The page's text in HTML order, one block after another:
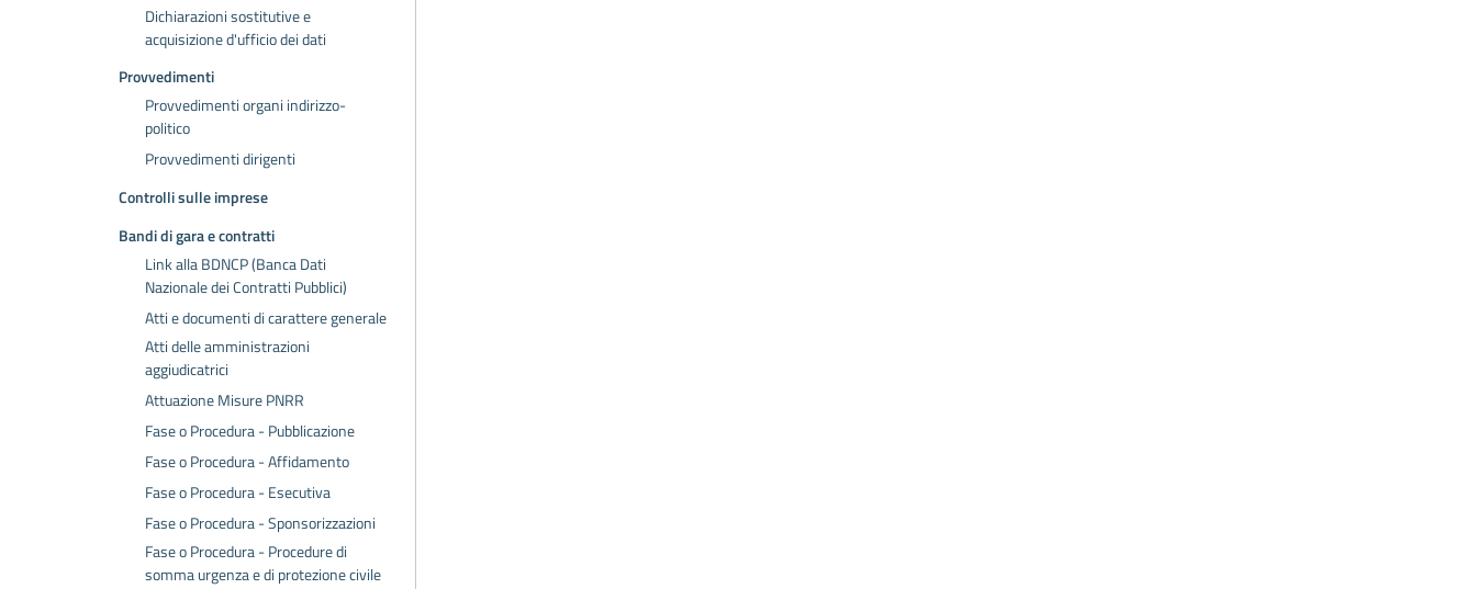
Dichiarazioni sostitutive e
acquisizione d'ufficio dei dati
Provvedimenti
Provvedimenti organi indirizzo-
politico
Provvedimenti dirigenti
Controlli sulle imprese
Bandi di gara e contratti
Link alla BDNCP (Banca Dati
Nazionale dei Contratti Pubblici)
Atti e documenti di carattere generale
Atti delle amministrazioni
aggiudicatrici
Attuazione Misure PNRR
Fase o Procedura - Pubblicazione
Fase o Procedura - Affidamento
Fase o Procedura - Esecutiva
Fase o Procedura - Sponsorizzazioni
Fase o Procedura - Procedure di
somma urgenza e di protezione civile